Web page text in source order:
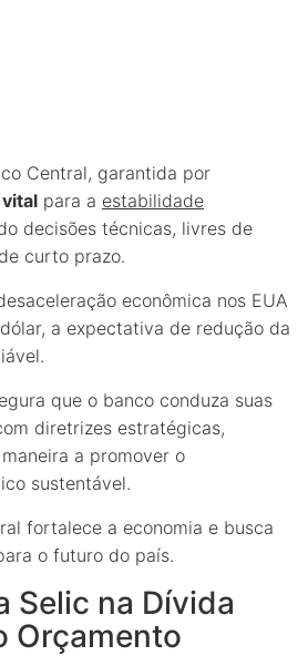
Central, garantida por
vital para a estabilidade
decisões técnicas, livres de
curto prazo.
econômica nos EUA
a expectativa de redução da
que o banco conduza suas
diretrizes estratégicas,
a promover o
sustentável.
fortalece a economia e busca
o futuro do país.
Selic na Dívida
Orçamento